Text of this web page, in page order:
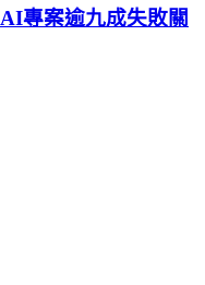
專案逾九成失敗關